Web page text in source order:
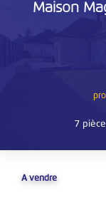
Maison
7
A vendre